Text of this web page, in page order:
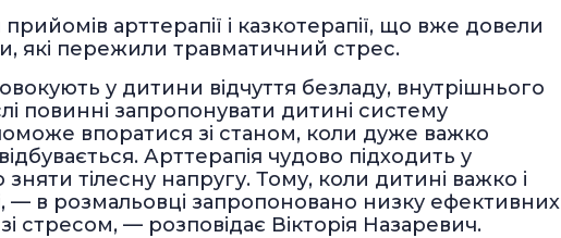
арттерапії і казкотерапії, що вже довели
які пережили травматичний стрес.
у дитини відчуття безладу, внутрішнього
повинні запропонувати дитині систему
впоратися зі станом, коли дуже важко
Арттерапія чудово підходить у
тілесну напругу. Тому, коли дитині важко і
— в розмальовці запропоновано низку ефективних
стресом, — розповідає Вікторія Назаревич.